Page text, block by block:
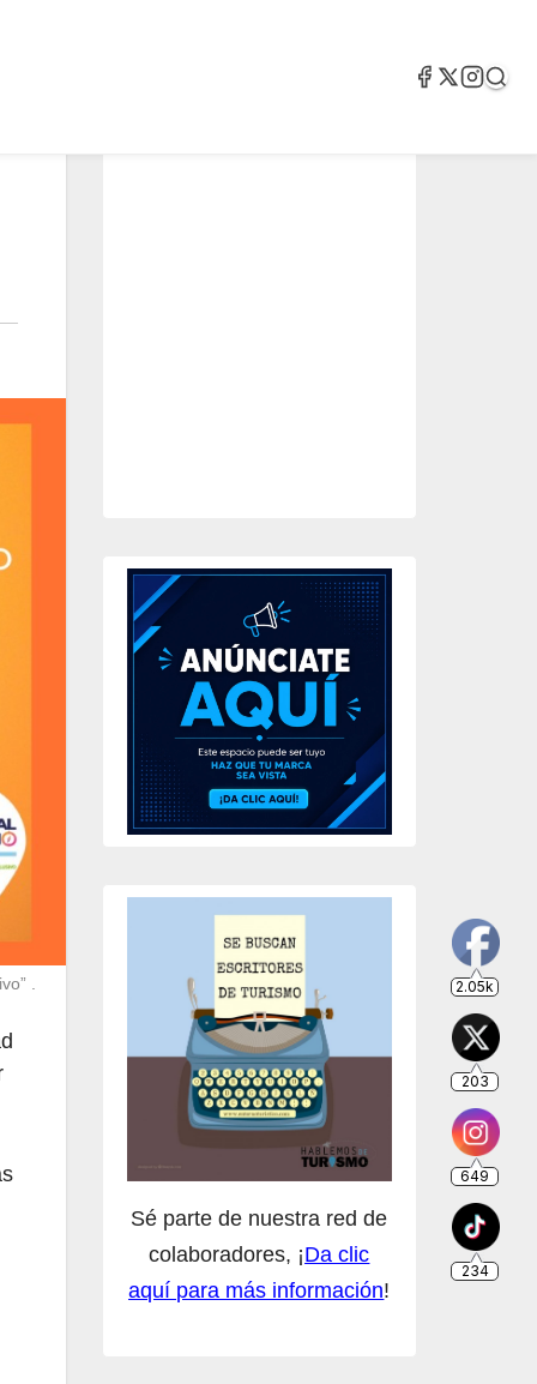
.
Sé parte de nuestra red de
colaboradores, ¡Da clic
aquí para más información!